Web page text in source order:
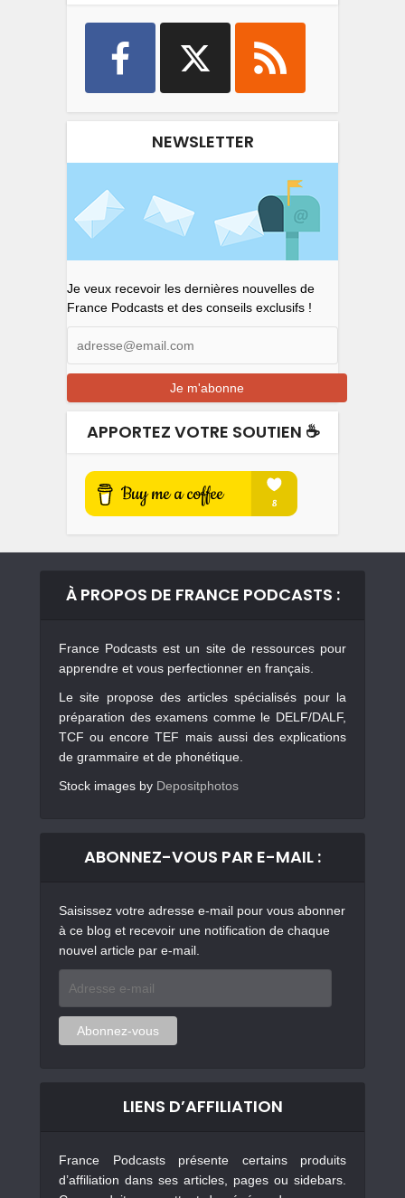
NEWSLETTER
Je veux recevoir les dernières nouvelles de
France Podcasts et des conseils exclusifs !
APPORTEZ VOTRE SOUTIEN ☕️
À PROPOS DE FRANCE PODCASTS :
France Podcasts est un site de ressources pour
apprendre et vous perfectionner en français.
Le site propose des articles spécialisés pour la
préparation des examens comme le DELF/DALF,
TCF ou encore TEF mais aussi des explications
de grammaire et de phonétique.
Stock images by Depositphotos
ABONNEZ-VOUS PAR E-MAIL :
Saisissez votre adresse e-mail pour vous abonner
à ce blog et recevoir une notification de chaque
nouvel article par e-mail.
mail
Abonnez-vous
LIENS D’AFFILIATION
France Podcasts présente certains produits
d’affiliation dans ses articles, pages ou sidebars.